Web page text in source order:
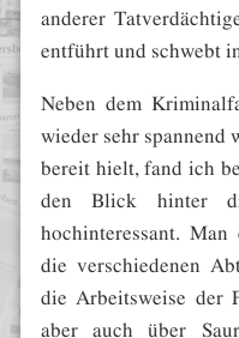
anderer
entführt und schwebt
Neben dem
wieder sehr spannend
bereit hielt, fand ich
den Blick hinter
hochinteressant.
die verschiedenen
die Arbeitsweise der
aber auch über